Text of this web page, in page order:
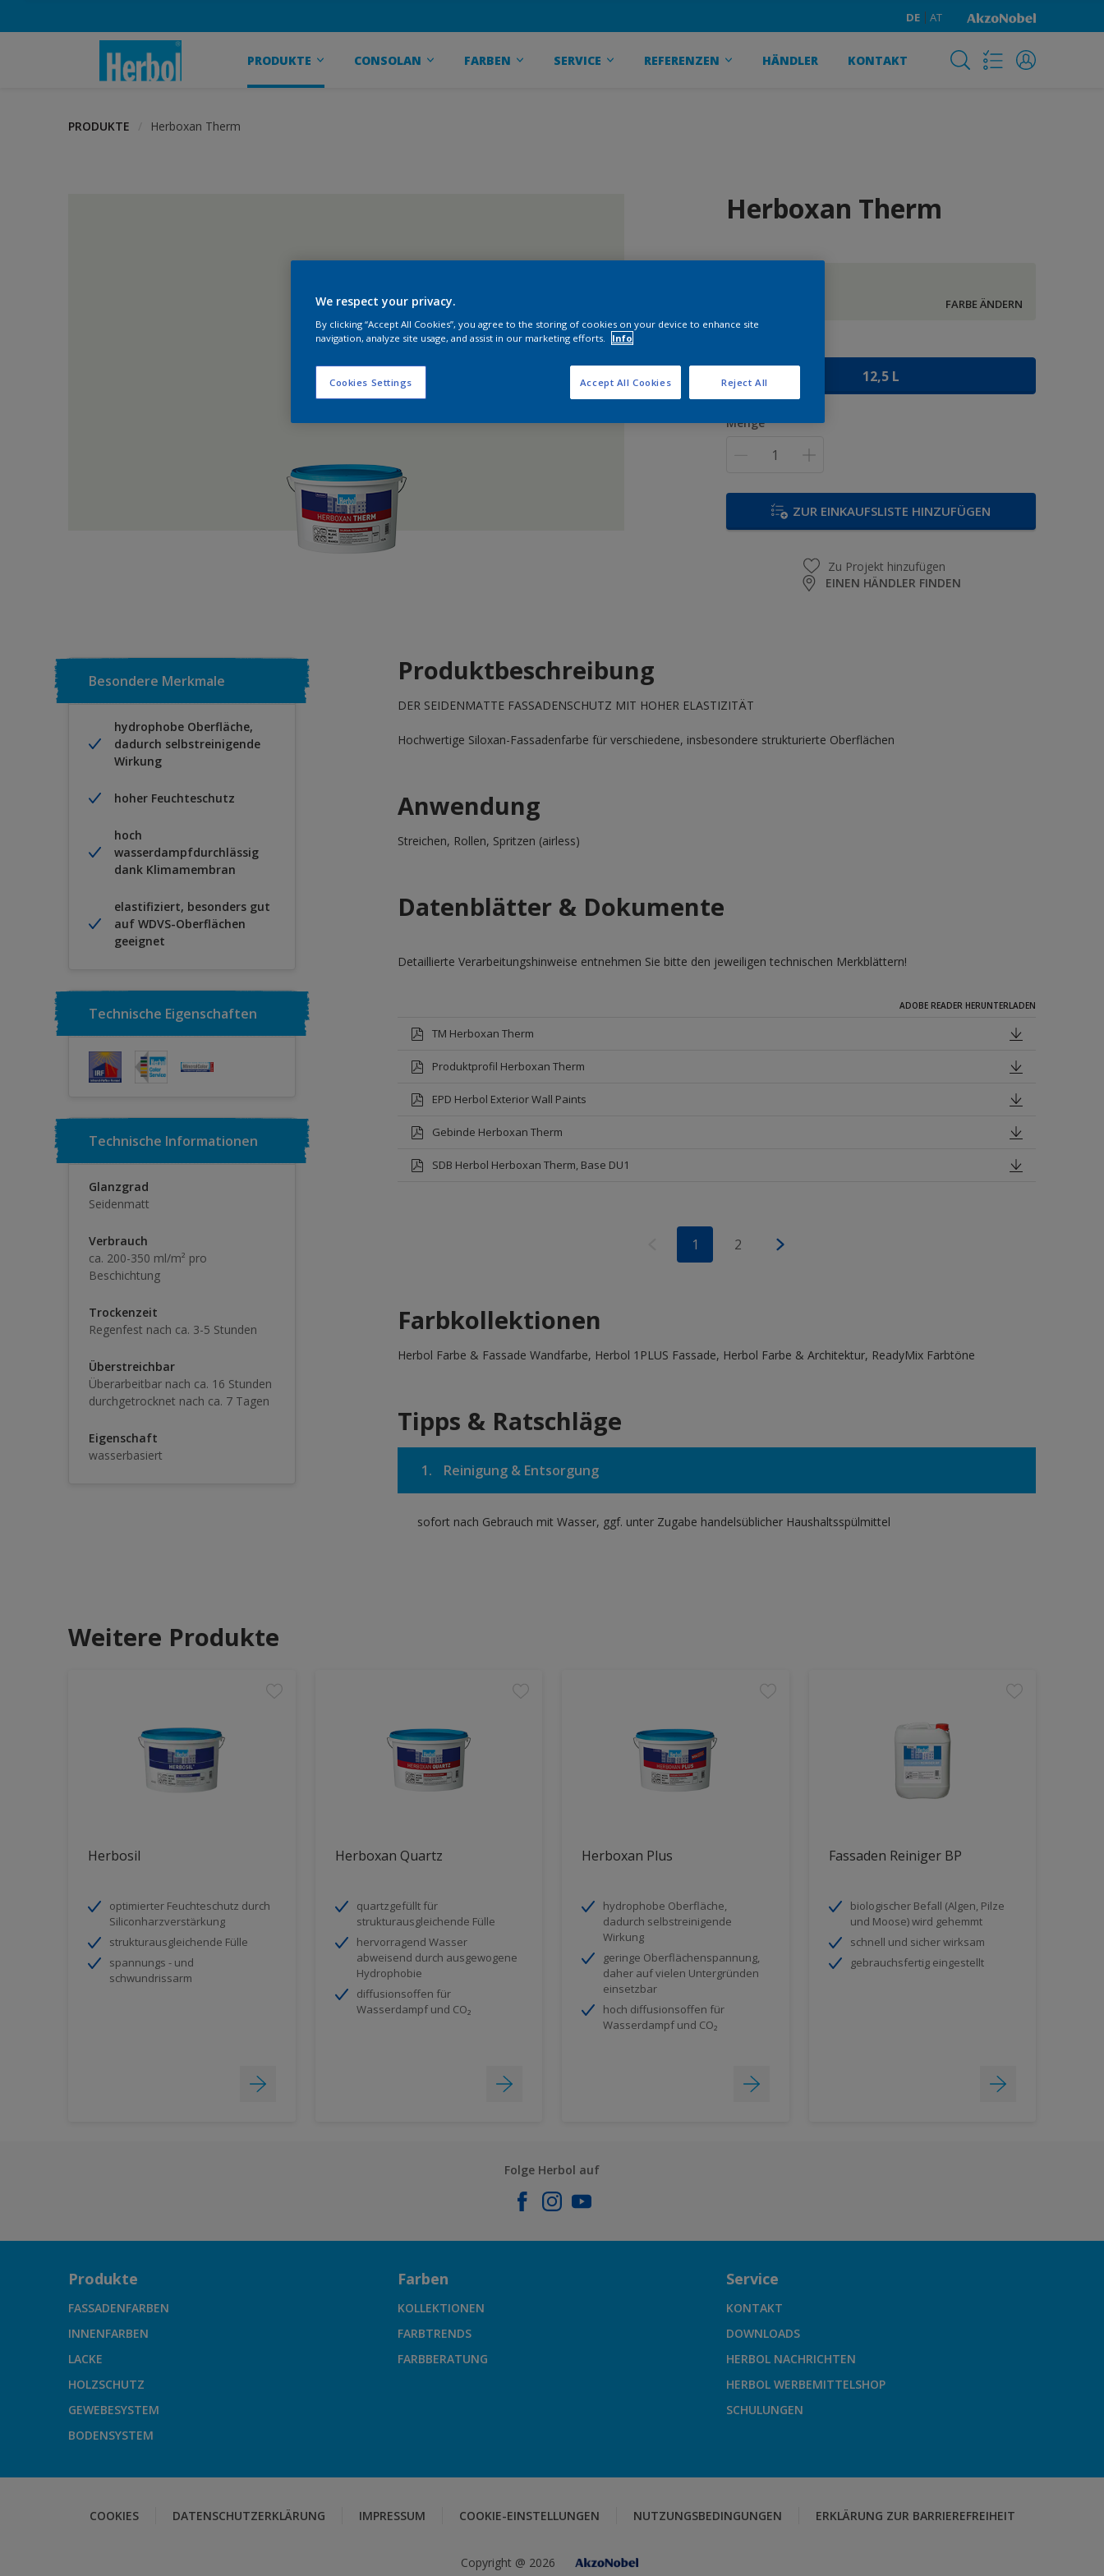
DE AT
PRODUKTE CONSOLAN FARBEN SERVICE REFERENZEN HÄNDLER KONTAKT
PRODUKTE Herboxan Therm
Herboxan Therm
FARBE ÄNDERN
12,5 L
Menge
ZUR EINKAUFSLISTE HINZUFÜGEN
Zu Projekt hinzufügen
EINEN HÄNDLER FINDEN
Besondere Merkmale
hydrophobe Oberfläche,
dadurch selbstreinigende
Wirkung
hoher Feuchteschutz
hoch
wasserdampfdurchlässig
dank Klimamembran
elastifiziert, besonders gut
auf WDVS-Oberflächen
geeignet
Technische Eigenschaften
Technische Informationen
Glanzgrad
Seidenmatt
Verbrauch
ca. 200-350 ml/m² pro
Beschichtung
Trockenzeit
Regenfest nach ca. 3-5 Stunden
Überstreichbar
Überarbeitbar nach ca. 16 Stunden
durchgetrocknet nach ca. 7 Tagen
Eigenschaft
wasserbasiert
Produktbeschreibung
DER SEIDENMATTE FASSADENSCHUTZ MIT HOHER ELASTIZITÄT
Hochwertige Siloxan-Fassadenfarbe für verschiedene, insbesondere strukturierte Oberflächen
Anwendung
Streichen, Rollen, Spritzen (airless)
Datenblätter & Dokumente
Detaillierte Verarbeitungshinweise entnehmen Sie bitte den jeweiligen technischen Merkblättern!
ADOBE READER HERUNTERLADEN
TM Herboxan Therm
Produktprofil Herboxan Therm
EPD Herbol Exterior Wall Paints
Gebinde Herboxan Therm
SDB Herbol Herboxan Therm, Base DU1
1 2
Farbkollektionen
Herbol Farbe & Fassade Wandfarbe, Herbol 1PLUS Fassade, Herbol Farbe & Architektur, ReadyMix Farbtöne
Tipps & Ratschläge
1. Reinigung & Entsorgung
sofort nach Gebrauch mit Wasser, ggf. unter Zugabe handelsüblicher Haushaltsspülmittel
Weitere Produkte
Herbosil
optimierter Feuchteschutz durch
Siliconharzverstärkung
strukturausgleichende Fülle
spannungs - und
schwundrissarm
Herboxan Quartz
quartzgefüllt für
strukturausgleichende Fülle
hervorragend Wasser
abweisend durch ausgewogene
Hydrophobie
diffusionsoffen für
Wasserdampf und CO₂
Herboxan Plus
hydrophobe Oberfläche,
dadurch selbstreinigende
Wirkung
geringe Oberflächenspannung,
daher auf vielen Untergründen
einsetzbar
hoch diffusionsoffen für
Wasserdampf und CO₂
Fassaden Reiniger BP
biologischer Befall (Algen, Pilze
und Moose) wird gehemmt
schnell und sicher wirksam
gebrauchsfertig eingestellt
Folge Herbol auf
Produkte
FASSADENFARBEN
INNENFARBEN
LACKE
HOLZSCHUTZ
GEWEBESYSTEM
BODENSYSTEM
Farben
KOLLEKTIONEN
FARBTRENDS
FARBBERATUNG
Service
KONTAKT
DOWNLOADS
HERBOL NACHRICHTEN
HERBOL WERBEMITTELSHOP
SCHULUNGEN
COOKIES DATENSCHUTZERKLÄRUNG IMPRESSUM COOKIE-EINSTELLUNGEN NUTZUNGSBEDINGUNGEN ERKLÄRUNG ZUR BARRIEREFREIHEIT
Copyright @ 2026
We respect your privacy.
By clicking “Accept All Cookies”, you agree to the storing of cookies on your device to enhance site
navigation, analyze site usage, and assist in our marketing efforts.
Info
Cookies Settings Reject All
Accept All Cookies